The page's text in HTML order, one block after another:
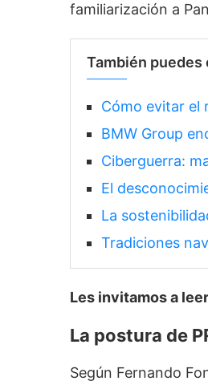
familiarización a
También puedes
Cómo evitar el
BMW Group
Ciberguerra:
El
La
Tradiciones
Les invitamos a leer
La postura de
Según Fernando